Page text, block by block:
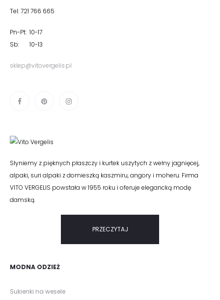
Tel: 721 766 665
Pn-Pt: 10-17
Sb: 10-13
sklep@vitovergelis.pl
Słyniemy z pięknych płaszczy i kurtek uszytych z wełny jagnięcej,
alpaki, suri alpaki z domieszką kaszmiru, angory i moheru. Firma
VITO VERGELIS powstała w 1955 roku i oferuje elegancką modę
damską.
PRZECZYTAJ
MODNA ODZIEŻ
Sukienki na wesele